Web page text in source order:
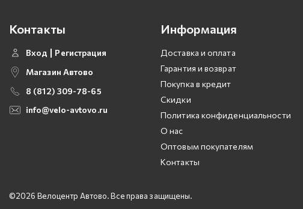
Контакты
Вход
Регистрация
Магазин Автово
8 (812) 309-78-65
info@velo-avtovo.ru
Информация
Доставка и оплата
Гарантия и возврат
Покупка в кредит
Скидки
Политика конфиденциальности
О нас
Оптовым покупателям
Контакты
©2026 Велоцентр Автово. Все права защищены.